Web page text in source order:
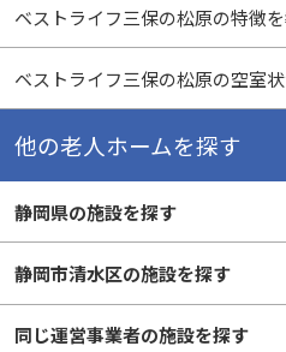
ベストライフ三保の松原の特徴を
ベストライフ三保の松原の空室
他の老人ホームを探す
静岡県の施設を探す
静岡市清水区の施設を探す
同じ運営事業者の施設を探す